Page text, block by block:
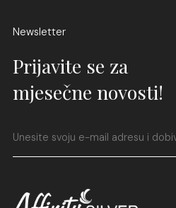
Newsletter
Prijavite se za
mjesečne novosti!